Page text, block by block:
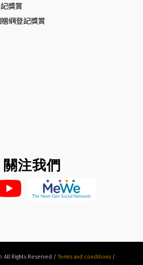
獎賞
網登記獎賞
關注我們
All Rights Reserved / Terms and conditions /